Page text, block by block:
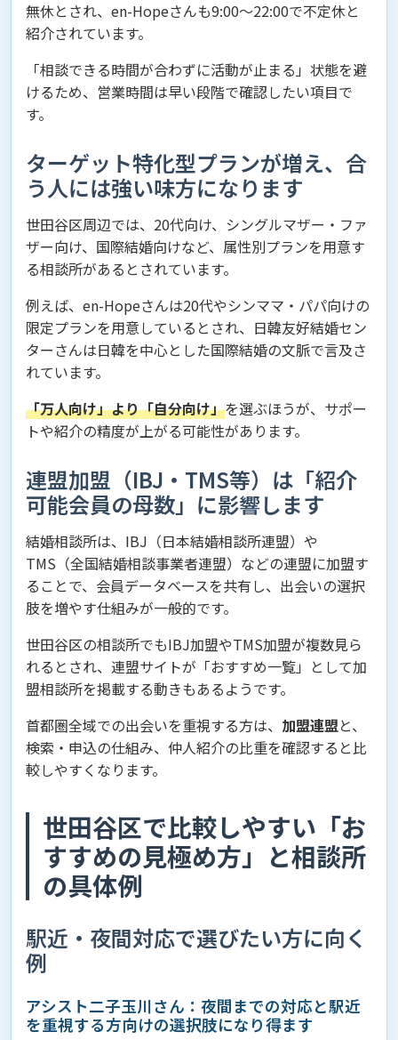
無休とされ、en-Hopeさんも9:00〜22:00で不定休と
紹介されています。
「相談できる時間が合わずに活動が止まる」状態を避
けるため、営業時間は早い段階で確認したい項目で
す。
ターゲット特化型プランが増え、合
う人には強い味方になります
世田谷区周辺では、20代向け、シングルマザー・ファ
ザー向け、国際結婚向けなど、属性別プランを用意す
る相談所があるとされています。
例えば、en-Hopeさんは20代やシンママ・パパ向けの
限定プランを用意しているとされ、日韓友好結婚セン
ターさんは日韓を中心とした国際結婚の文脈で言及さ
れています。
「万人向け」より「自分向け」を選ぶほうが、サポー
トや紹介の精度が上がる可能性があります。
連盟加盟（IBJ・TMS等）は「紹介
可能会員の母数」に影響します
結婚相談所は、IBJ（日本結婚相談所連盟）や
TMS（全国結婚相談事業者連盟）などの連盟に加盟す
ることで、会員データベースを共有し、出会いの選択
肢を増やす仕組みが一般的です。
世田谷区の相談所でもIBJ加盟やTMS加盟が複数見ら
れるとされ、連盟サイトが「おすすめ一覧」として加
盟相談所を掲載する動きもあるようです。
首都圏全域での出会いを重視する方は、 加盟連盟と、
検索・申込の仕組み、仲人紹介の比重を確認すると比
較しやすくなります。
世田谷区で比較しやすい「お
すすめの見極め方」と相談所
の具体例
駅近・夜間対応で選びたい方に向く
例
アシスト二子玉川さん：夜間までの対応と駅近
を重視する方向けの選択肢になり得ます